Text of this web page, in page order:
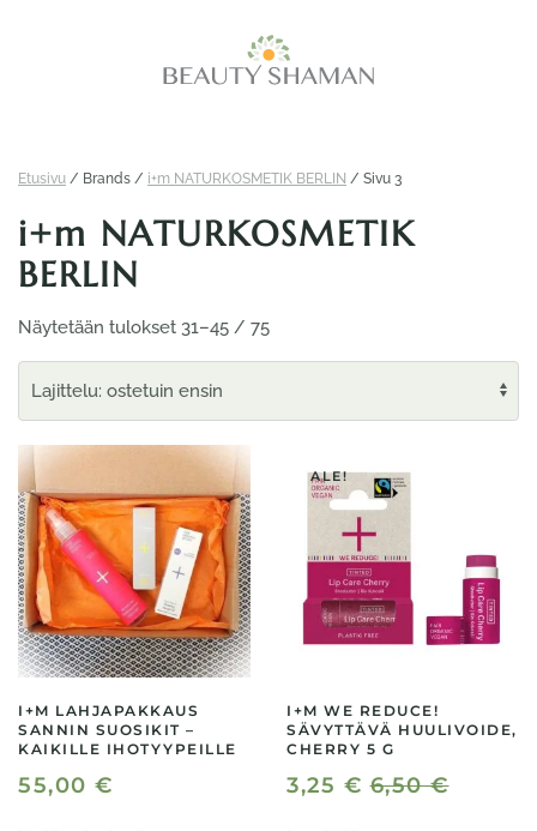
Etusivu / Brands / i+m NATURKOSMETIK BERLIN / Sivu 3
i+m NATURKOSMETIK
BERLIN
Näytetään tulokset 31–45 / 75Suosituimmat
I+M LAHJAPAKKAUS
SANNIN SUOSIKIT –
KAIKILLE IHOTYYPEILLE
55,00 €
ALE!
I+M WE REDUCE!
SÄVYTTÄVÄ HUULIVOIDE,
CHERRY 5 G
3,25 € 6,50€